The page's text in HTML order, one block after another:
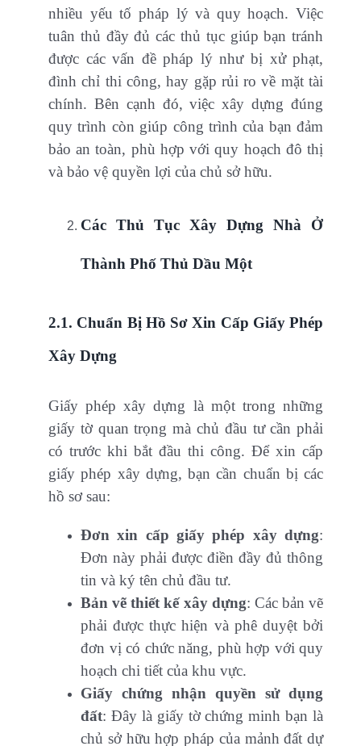
nhiều yếu tố pháp lý và quy hoạch. Việc
tuân thủ đầy đủ các thủ tục giúp bạn tránh
được các vấn đề pháp lý như bị xử phạt,
đình chỉ thi công, hay gặp rủi ro về mặt tài
chính. Bên cạnh đó, việc xây dựng đúng
quy trình còn giúp công trình của bạn đảm
bảo an toàn, phù hợp với quy hoạch đô thị
và bảo vệ quyền lợi của chủ sở hữu.
Các Thủ Tục Xây Dựng Nhà Ở
Thành Phố Thủ Dầu Một
2.1. Chuẩn Bị Hồ Sơ Xin Cấp Giấy Phép
Xây Dựng
Giấy phép xây dựng là một trong những
giấy tờ quan trọng mà chủ đầu tư cần phải
có trước khi bắt đầu thi công. Để xin cấp
giấy phép xây dựng, bạn cần chuẩn bị các
hồ sơ sau:
Đơn xin cấp giấy phép xây dựng:
Đơn này phải được điền đầy đủ thông
tin và ký tên chủ đầu tư.
Bản vẽ thiết kế xây dựng: Các bản vẽ
phải được thực hiện và phê duyệt bởi
đơn vị có chức năng, phù hợp với quy
hoạch chi tiết của khu vực.
Giấy chứng nhận quyền sử dụng
đất: Đây là giấy tờ chứng minh bạn là
chủ sở hữu hợp pháp của mảnh đất dự